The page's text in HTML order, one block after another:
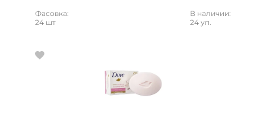
Фасовка:
24 шт
В наличии:
24 уп.